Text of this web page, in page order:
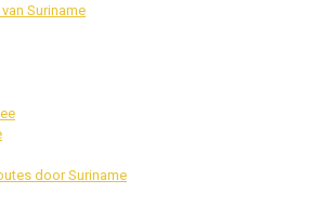
Suriname
door Suriname